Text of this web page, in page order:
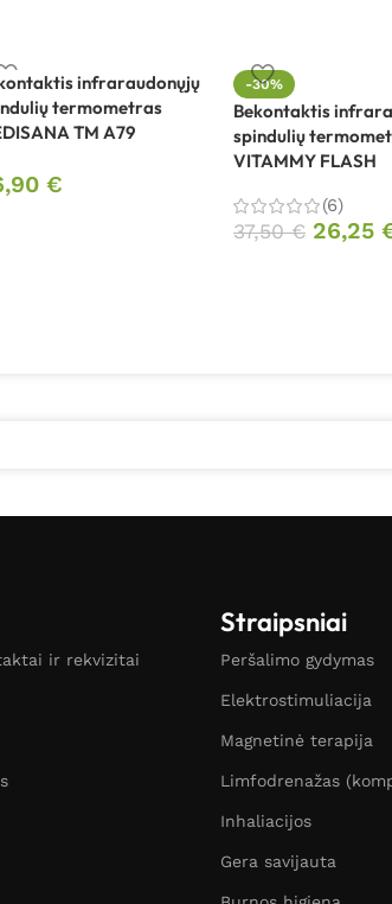
infraraudonųjų
termometras
TM A79
€
-30%
Bekontaktis
spindulių
VITAMMY FLASH
(6)
37,50€ 26,25
ir rekvizitai
Straipsniai
Peršalimo gydymas
Elektrostimuliacija
Magnetinė terapija
Limfodrenažas
Inhaliacijos
Gera savijauta